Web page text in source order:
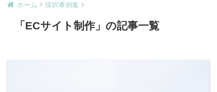
ホーム 採択事例集
「ECサイト制作」の記事一覧